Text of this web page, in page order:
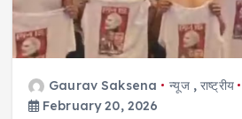
Gaurav Saksena न्यूज,राष्ट्रीय
February 20, 2026